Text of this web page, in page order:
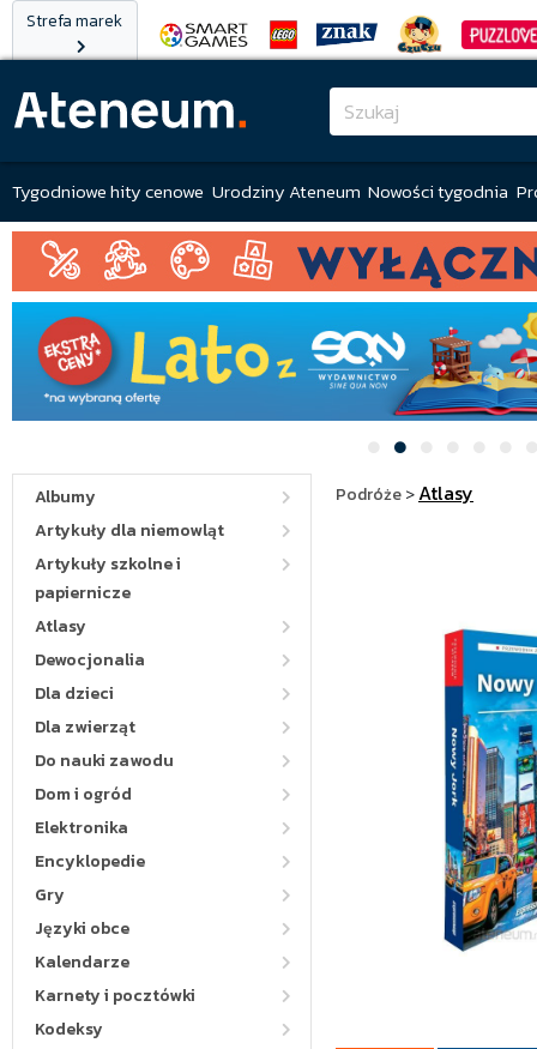
Strefa marek
Tygodniowe hity cenowe Urodziny Ateneum Nowości tygodnia
Albumy
Artykuły dla niemowląt
Artykuły szkolne i
papiernicze
Atlasy
Dewocjonalia
Dla dzieci
Dla zwierząt
Do nauki zawodu
Dom i ogród
Elektronika
Encyklopedie
Gry
Języki obce
Kalendarze
Karnety i pocztówki
Kodeksy
Podróże>Atlasy